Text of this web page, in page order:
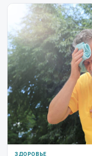
ЗДОРОВЬЕ